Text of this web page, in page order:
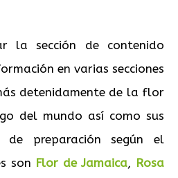
la sección de contenido
en varias secciones
detenidamente de la flor
del mundo así como sus
de preparación según el
son Flor de Jamaica, Rosa